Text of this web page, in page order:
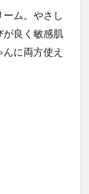
ム。やさし
が良く敏感肌
に両方使え